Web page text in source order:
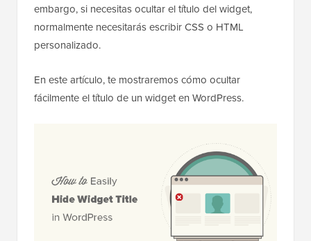
embargo, si necesitas ocultar el título del widget,
normalmente necesitarás escribir CSS o HTML
personalizado.
En este artículo, te mostraremos cómo ocultar
fácilmente el título de un widget en WordPress.